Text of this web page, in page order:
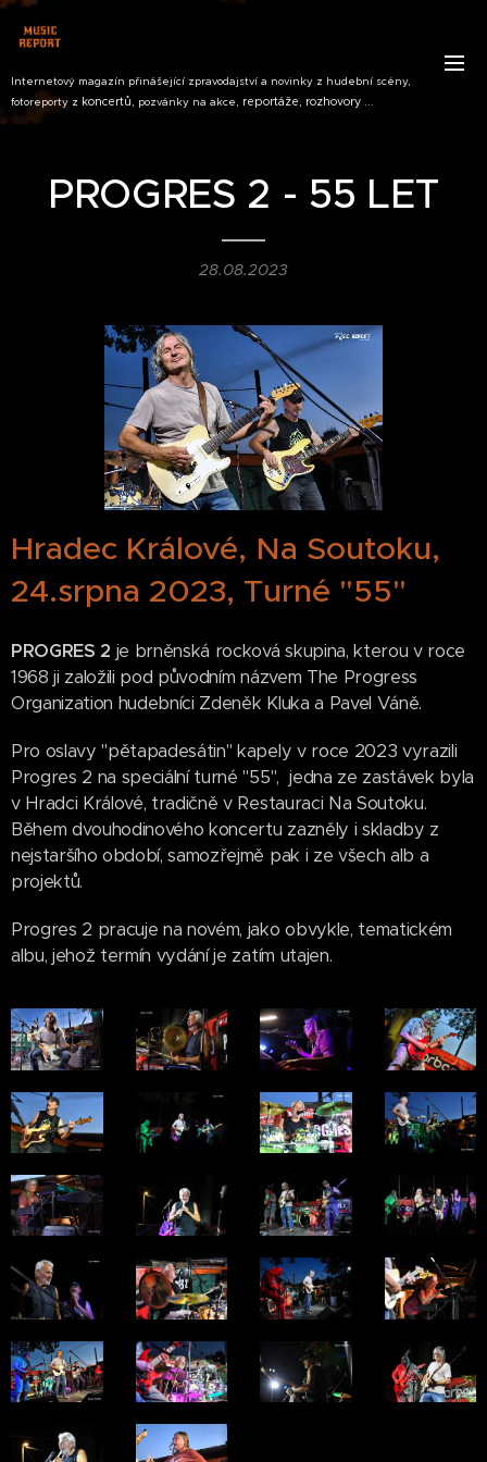
Internetový magazín přinášející zpravodajství a novinky z hudební scény,
fotoreporty z koncertů, pozvánky na akce, reportáže, rozhovory ...
PROGRES 2 - 55 LET
28.08.2023
Hradec Králové, Na Soutoku,
24.srpna 2023, Turné "55"
PROGRES 2 je brněnská rocková skupina, kterou v roce
1968 ji založili pod původním názvem The Progress
Organization hudebníci Zdeněk Kluka a Pavel Váně.
Pro oslavy "pětapadesátin" kapely v roce 2023 vyrazili
Progres 2 na speciální turné "55", jedna ze zastávek byla
v Hradci Králové, tradičně v Restauraci Na Soutoku.
Během dvouhodinového koncertu zazněly i skladby z
nejstaršího období, samozřejmě pak i ze všech alb a
projektů.
Progres 2 pracuje na novém, jako obvykle, tematickém
albu, jehož termín vydání je zatím utajen.